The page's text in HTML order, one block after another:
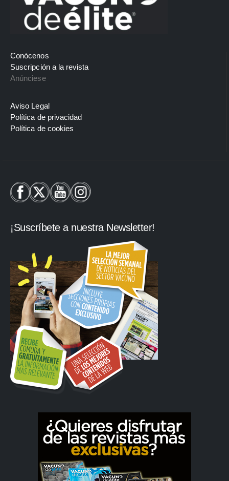
Conócenos
Suscripción a la revista
Anúnciese
Aviso Legal
Política de privacidad
Política de cookies
¡Suscríbete a nuestra Newsletter!